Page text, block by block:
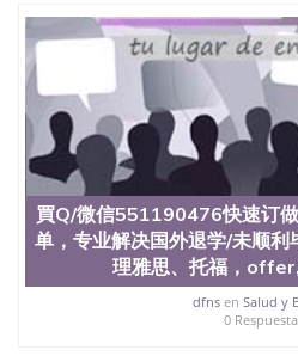
State University）圣何塞州立
Jose State University）圣何塞
（San Jose State University）
文凭学位qq微信551190476澳
学学历 绩单购买学位证书/澳
买澳洲大学毕业证成绩单假文
业找人做文凭学位qq微信
昆士兰大学学历成绩单购买学
士做文凭/购买澳洲大学毕业
理意大利文凭证书Q/微信
业证成绩单，专业解决国外退
理想 快速办理雅思、托福，
校原版1：1 制作，做留信网认
Lyon 1 Claude Bernard
買Q/微信551190476快速订
单，专业解决国外退学/未顺
理雅思、托福，
dfnsen Salud y
0